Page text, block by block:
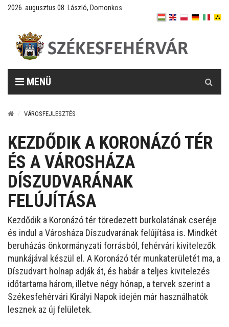
2026. augusztus 08. László, Domonkos
MENÜ
VÁROSFEJLESZTÉS
KEZDŐDIK A KORONÁZÓ TÉR
ÉS A VÁROSHÁZA
DÍSZUDVARÁNAK
FELÚJÍTÁSA
Kezdődik a Koronázó tér töredezett burkolatának cseréje
és indul a Városháza Díszudvarának felújítása is. Mindkét
beruházás önkormányzati forrásból, fehérvári kivitelezők
munkájával készül el. A Koronázó tér munkaterületét ma, a
Díszudvart holnap adják át, és habár a teljes kivitelezés
időtartama három, illetve négy hónap, a tervek szerint a
Székesfehérvári Királyi Napok idején már használhatók
lesznek az új felületek.